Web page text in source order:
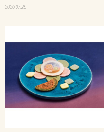
2026.07.26